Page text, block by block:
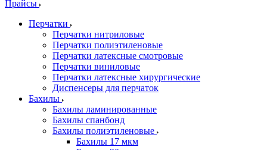
Прайсы
Перчатки
Перчатки нитриловые
Перчатки полиэтиленовые
Перчатки латексные смотровые
Перчатки виниловые
Перчатки латексные хирургические
Диспенсеры для перчаток
Бахилы
Бахилы ламинированные
Бахилы спанбонд
Бахилы полиэтиленовые
Бахилы 17 мкм